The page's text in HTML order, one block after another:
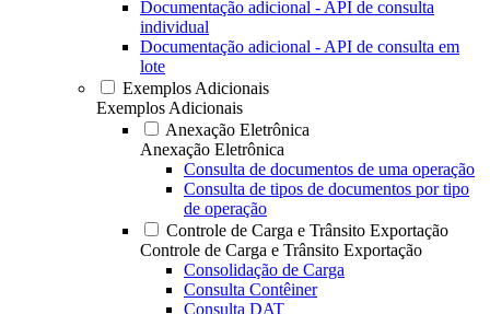
Documentação adicional - API de consulta
individual
Documentação adicional - API de consulta em
lote
Exemplos Adicionais
Exemplos Adicionais
Anexação Eletrônica
Anexação Eletrônica
Consulta de documentos de uma operação
Consulta de tipos de documentos por tipo
de operação
Controle de Carga e Trânsito Exportação
Controle de Carga e Trânsito Exportação
Consolidação de Carga
Consulta Contêiner
Consulta DAT